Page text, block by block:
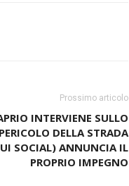
INTERVIENE SULLO
DELLA STRADA
SOCIAL) ANNUNCIA IL
PROPRIO IMPEGNO